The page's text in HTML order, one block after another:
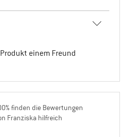
einem Freund
finden die Bewertungen
Franziska hilfreich